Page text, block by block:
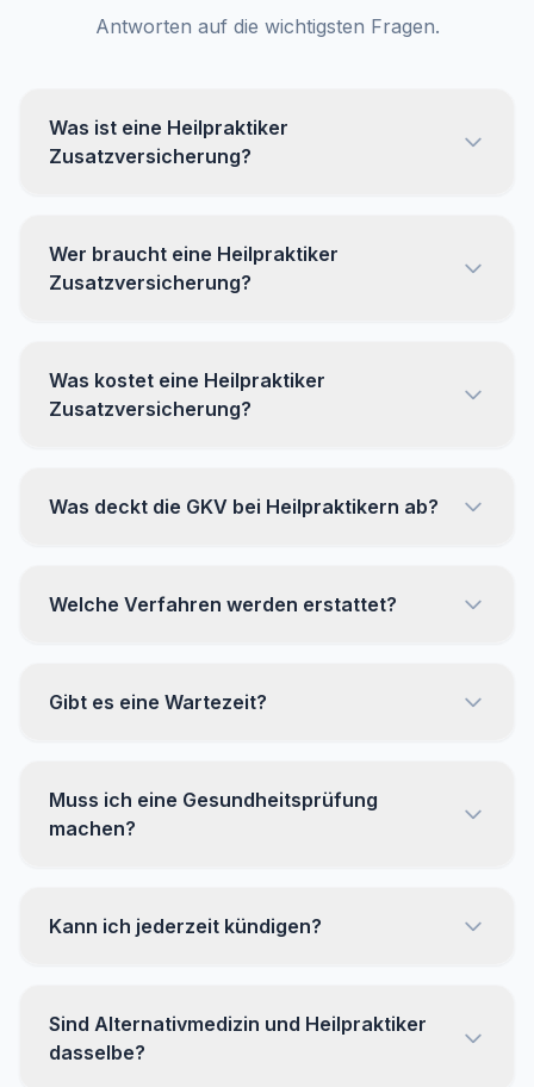
Antworten auf die wichtigsten Fragen.
Was ist eine Heilpraktiker
Zusatzversicherung?
Wer braucht eine Heilpraktiker
Zusatzversicherung?
Was kostet eine Heilpraktiker
Zusatzversicherung?
Was deckt die GKV bei Heilpraktikern ab?
Welche Verfahren werden erstattet?
Gibt es eine Wartezeit?
Muss ich eine Gesundheitsprüfung
machen?
Kann ich jederzeit kündigen?
Sind Alternativmedizin und Heilpraktiker
dasselbe?